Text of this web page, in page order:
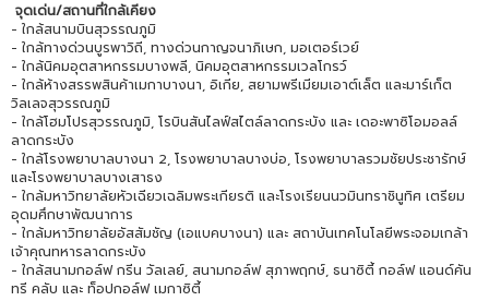
จุดเด่น/สถานที่ใกล้เคียง
- ใกล้สนามบินสุวรรณภูมิ
- ใกล้ทางด่วนบูรพาวิถี, ทางด่วนกาญจนาภิเษก, มอเตอร์เวย์
- ใกล้นิคมอุตสาหกรรมบางพลี, นิคมอุตสาหกรรมเวลโกรว์
- ใกล้ห้างสรรพสินค้าเมกาบางนา, อิเกีย, สยามพรีเมียมเอาต์เล็ต และมาร์เก็ต
วิลเลจสุวรรณภูมิ
- ใกล้โฮมโปรสุวรรณภูมิ, โรบินสันไลฟ์สไตล์ลาดกระบัง และ เดอะพาซิโอมอลล์
ลาดกระบัง
- ใกล้โรงพยาบาลบางนา 2, โรงพยาบาลบางบ่อ, โรงพยาบาลรวมชัยประชารักษ์
และโรงพยาบาลบางเสาธง
- ใกล้มหาวิทยาลัยหัวเฉียวเฉลิมพระเกียรติ และโรงเรียนนวมินทราชินูทิศ เตรียม
อุดมศึกษาพัฒนาการ
- ใกล้มหาวิทยาลัยอัสสัมชัญ (เอแบคบางนา) และ สถาบันเทคโนโลยีพระจอมเกล้า
เจ้าคุณทหารลาดกระบัง
- ใกล้สนามกอล์ฟ กรีน วัลเลย์, สนามกอล์ฟ สุภาพฤกษ์, ธนาซิตี้ กอล์ฟ แอนด์คัน
ทรี คลับ และ ท็อปกอล์ฟ เมกาซิตี้